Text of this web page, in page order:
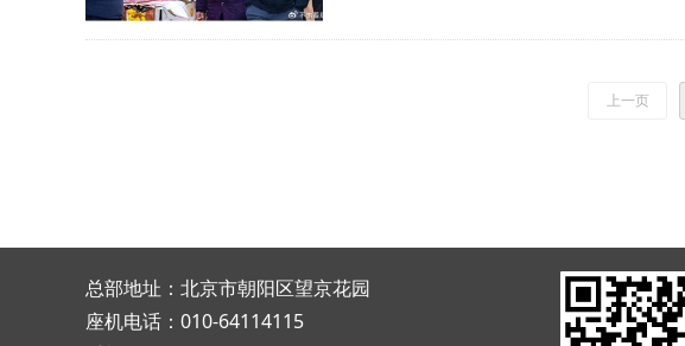
上一页
总部地址：北京市朝阳区望京花园
座机电话：010-64114115